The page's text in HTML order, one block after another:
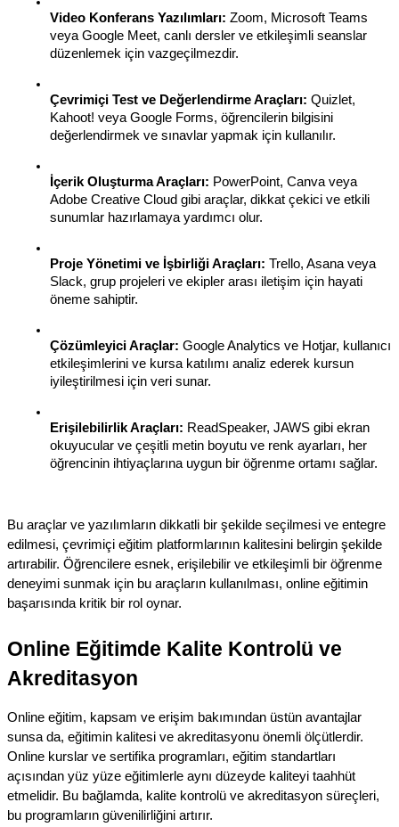
Video Konferans Yazılımları: Zoom, Microsoft Teams
veya Google Meet, canlı dersler ve etkileşimli seanslar
düzenlemek için vazgeçilmezdir.
Çevrimiçi Test ve Değerlendirme Araçları: Quizlet,
Kahoot! veya Google Forms, öğrencilerin bilgisini
değerlendirmek ve sınavlar yapmak için kullanılır.
İçerik Oluşturma Araçları: PowerPoint, Canva veya
Adobe Creative Cloud gibi araçlar, dikkat çekici ve etkili
sunumlar hazırlamaya yardımcı olur.
Proje Yönetimi ve İşbirliği Araçları: Trello, Asana veya
Slack, grup projeleri ve ekipler arası iletişim için hayati
öneme sahiptir.
Çözümleyici Araçlar: Google Analytics ve Hotjar, kullanıcı
etkileşimlerini ve kursa katılımı analiz ederek kursun
iyileştirilmesi için veri sunar.
Erişilebilirlik Araçları: ReadSpeaker, JAWS gibi ekran
okuyucular ve çeşitli metin boyutu ve renk ayarları, her
öğrencinin ihtiyaçlarına uygun bir öğrenme ortamı sağlar.
Bu araçlar ve yazılımların dikkatli bir şekilde seçilmesi ve entegre
edilmesi, çevrimiçi eğitim platformlarının kalitesini belirgin şekilde
artırabilir. Öğrencilere esnek, erişilebilir ve etkileşimli bir öğrenme
deneyimi sunmak için bu araçların kullanılması, online eğitimin
başarısında kritik bir rol oynar.
Online Eğitimde Kalite Kontrolü ve
Akreditasyon
Online eğitim, kapsam ve erişim bakımından üstün avantajlar
sunsa da, eğitimin kalitesi ve akreditasyonu önemli ölçütlerdir.
Online kurslar ve sertifika programları, eğitim standartları
açısından yüz yüze eğitimlerle aynı düzeyde kaliteyi taahhüt
etmelidir. Bu bağlamda, kalite kontrolü ve akreditasyon süreçleri,
bu programların güvenilirliğini artırır.